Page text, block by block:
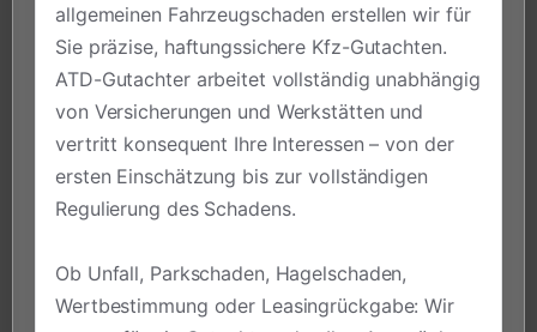
allgemeinen Fahrzeugschaden erstellen wir für
Sie präzise, haftungssichere Kfz-Gutachten.
ATD-Gutachter arbeitet vollständig unabhängig
von Versicherungen und Werkstätten und
vertritt konsequent Ihre Interessen – von der
ersten Einschätzung bis zur vollständigen
Regulierung des Schadens.
Ob Unfall, Parkschaden, Hagelschaden,
Wertbestimmung oder Leasingrückgabe: Wir